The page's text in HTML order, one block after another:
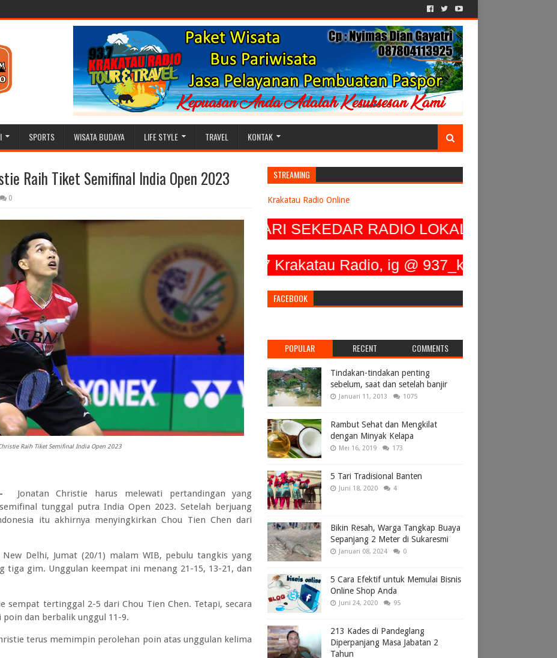
SPORTS WISATA BUDAYA LIFE STYLE TRAVEL KONTAK
Raih Tiket Semifinal India Open 2023
0
Raih Tiket Semifinal India Open 2023
-
Jonatan Christie harus melewati pertandingan yang
tunggal putra India Open 2023. Setelah berjuang
itu akhirnya menyingkirkan Chou Tien Chen dari
Delhi, Jumat (20/1) malam WIB, pebulu tangkis yang
tiga gim. Unggulan keempat ini menang 21-15, 13-21, dan
sempat tertinggal 2-5 dari Chou Tien Chen. Tetapi, secara
dan berbalik unggul 11-9.
terus memimpin perolehan poin atas unggulan kelima
STREAMING
Krakatau Radio Online
HADIR LEBIH DARI SEKEDAR RADIO LOKAL, SEIRING
FANPAGE @ 937 Krakatau Radio, ig @ 937_krakatau_radio,
FACEBOOK
POPULAR RECENT COMMENTS
Tindakan-tindakan penting
sebelum, saat dan setelah banjir
Januari 11, 2013 1075
Rambut Sehat dan Mengkilat
dengan Minyak Kelapa
Mei 16, 2019 173
5 Tari Tradisional Banten
Juni 18, 2020 4
Bikin Resah, Warga Tangkap Buaya
Sepanjang 2 Meter di Sukaresmi
Januari 08, 2024 0
5 Cara Efektif untuk Memulai Bisnis
Online Shop Anda
Juni 24, 2020 95
213 Kades di Pandeglang
Diperpanjang Masa Jabatan 2
Tahun